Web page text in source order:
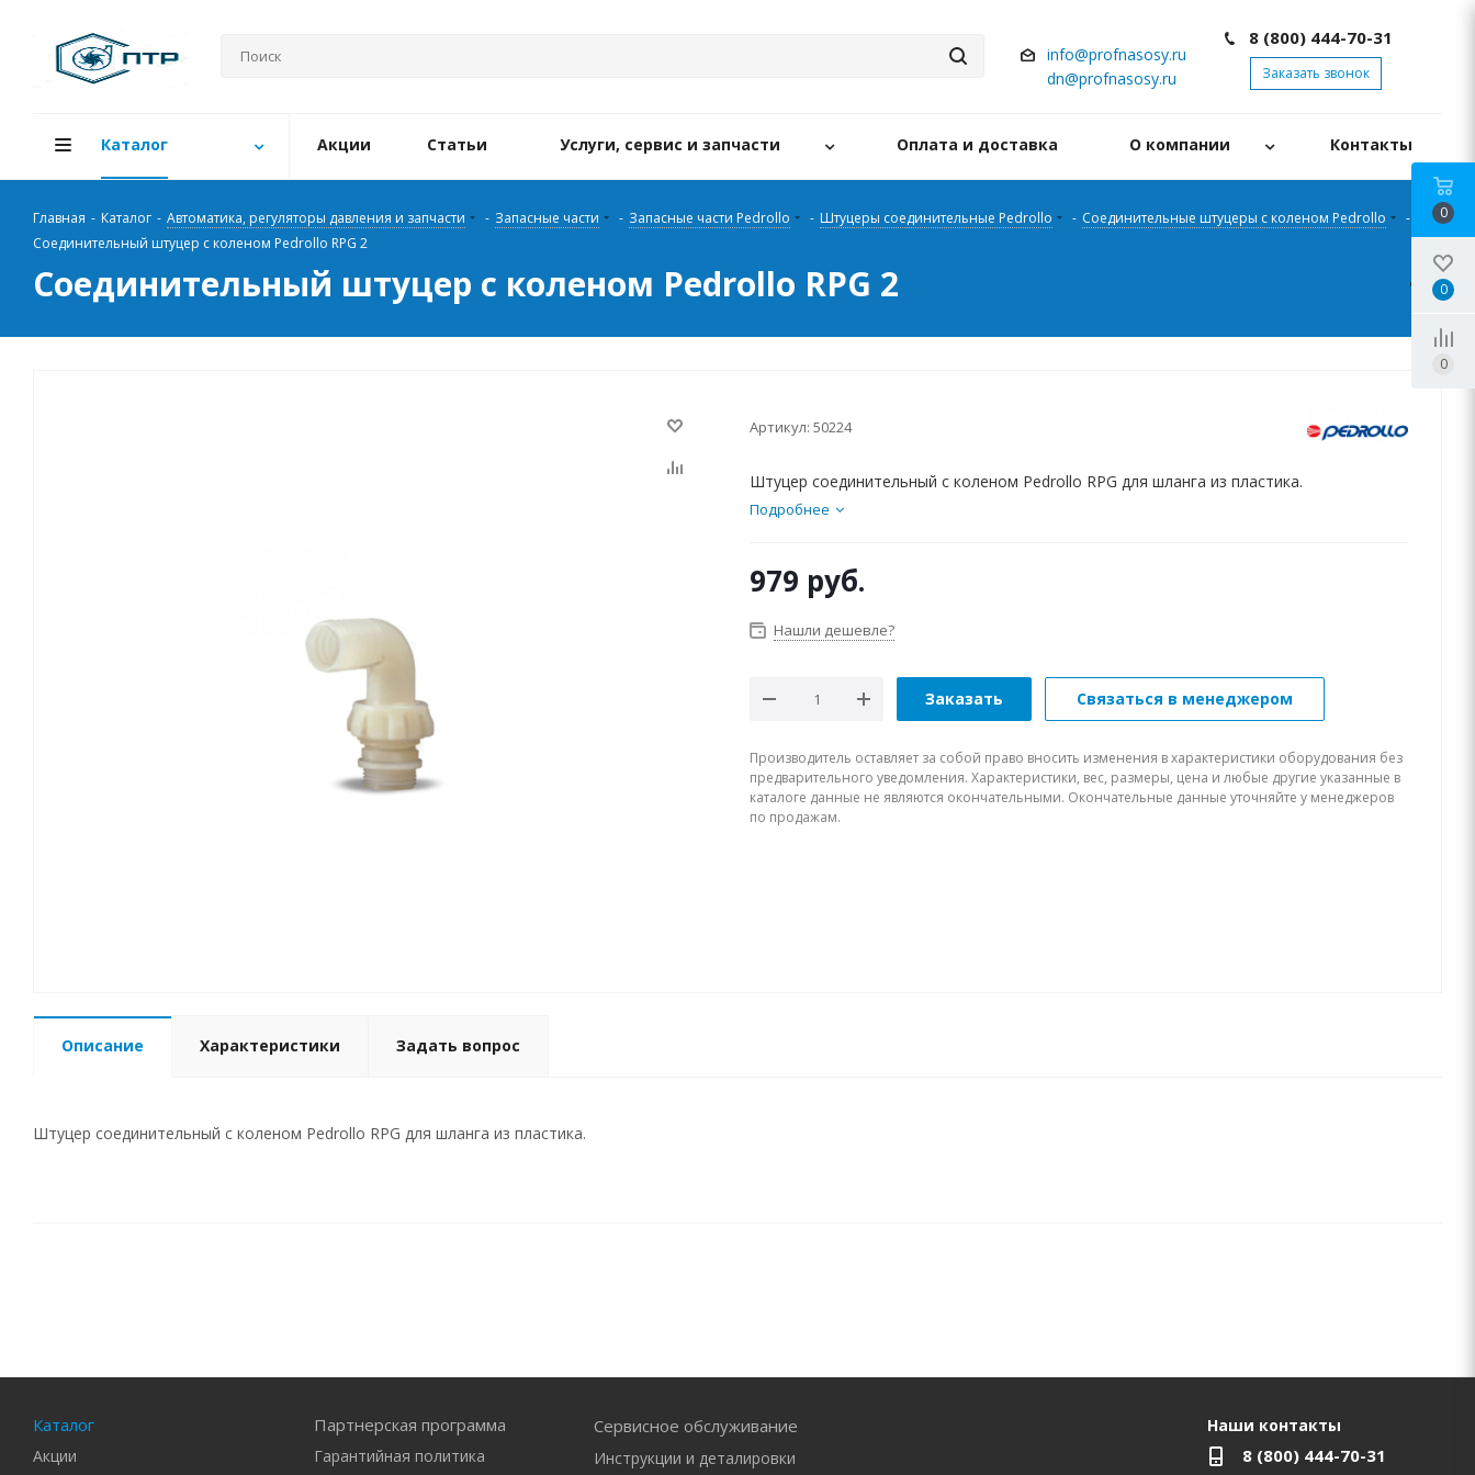
info@profnasosy.ru
dn@profnasosy.ru
8 (800) 444-70-31
Заказать звонок
Каталог Акции Статьи Услуги, сервис и запчасти Оплата и доставка О компании Контакты
Главная - Каталог - Автоматика, регуляторы давления и запчасти - Запасные части - Запасные части Pedrollo - Штуцеры соединительные Pedrollo - Соединительные штуцеры с коленом Pedrollo
-
Соединительный штуцер с коленом Pedrollo RPG 2
Соединительный штуцер с коленом Pedrollo RPG 2
Артикул: 50224
Штуцер соединительный с коленом Pedrollo RPG для шланга из пластика.
Подробнее
979 руб.
Нашли дешевле?
Заказать Связаться в менеджером
Производитель оставляет за собой право вносить изменения в характеристики оборудования без
предварительного уведомления. Характеристики, вес, размеры, цена и любые другие указанные в
каталоге данные не являются окончательными. Окончательные данные уточняйте у менеджеров
по продажам.
Описание Характеристики Задать вопрос
Штуцер соединительный с коленом Pedrollo RPG для шланга из пластика.
Каталог
Акции
Партнерская программа
Гарантийная политика
Сервисное обслуживание
Инструкции и деталировки
Наши контакты
8 (800) 444-70-31
0
0
0